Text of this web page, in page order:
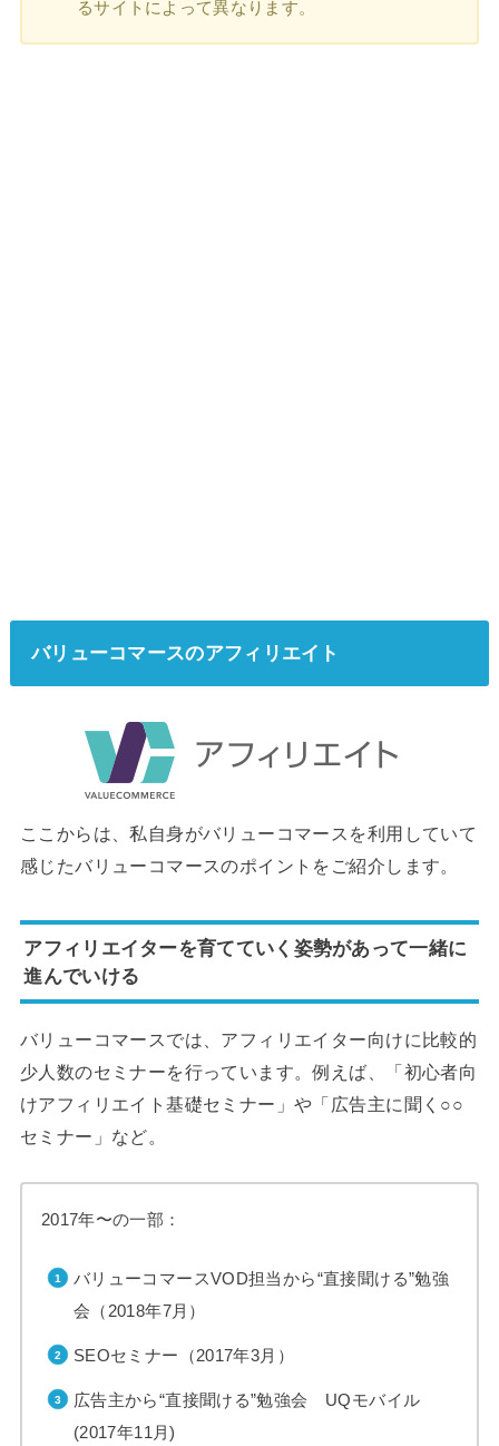
るサイトによって異なります。
バリューコマースのアフィリエイト
ここからは、私自身がバリューコマースを利用していて
感じたバリューコマースのポイントをご紹介します。
アフィリエイターを育てていく姿勢があって一緒に
進んでいける
バリューコマースでは、アフィリエイター向けに比較的
少人数のセミナーを行っています。例えば、「初心者向
けアフィリエイト基礎セミナー」や「広告主に聞く○○
セミナー」など。
2017年〜の一部：
バリューコマースVOD担当から“直接聞ける”勉強
会（2018年7月）
SEOセミナー（2017年3月）
広告主から“直接聞ける”勉強会 UQモバイル
(2017年11月)